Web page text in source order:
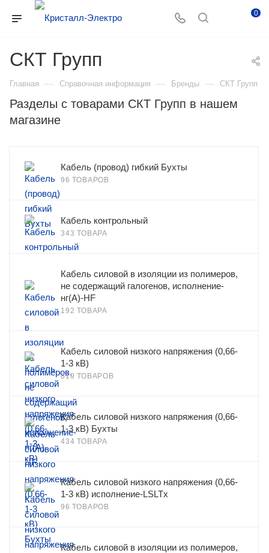
0
СКТ Групп
Главная — Справочная информация — Бренды — СКТ Групп
Разделы с товарами СКТ Групп в нашем
магазине
Кабель (провод) гибкий Бухты
96 ТОВАРОВ
Кабель контрольный
343 ТОВАРА
Кабель силовой в изоляции из полимеров,
не содержащий галогенов, исполнение-
нг(А)-HF
192 ТОВАРА
Кабель силовой низкого напряжения (0,66-
1-3 кВ)
819 ТОВАРОВ
Кабель силовой низкого напряжения (0,66-
1-3 кВ) Бухты
434 ТОВАРА
Кабель силовой низкого напряжения (0,66-
1-3 кВ) исполнение-LSLTx
96 ТОВАРОВ
Кабель силовой в изоляции из полимеров,